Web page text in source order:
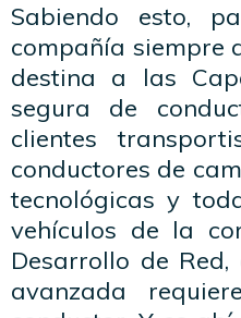
Sabiendo esto,
compañía siempre
destina a las
segura de
clientes
conductores de
tecnológicas y
vehículos de la
Desarrollo de
avanzada